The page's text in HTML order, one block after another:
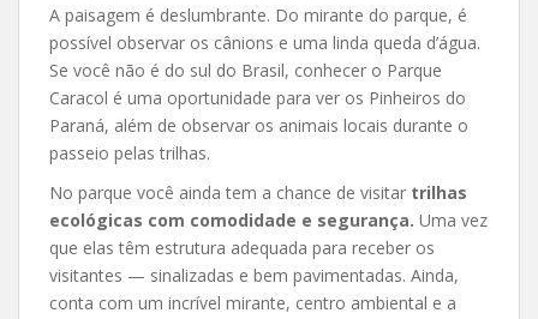
A paisagem é deslumbrante. Do mirante do parque, é
possível observar os cânions e uma linda queda d’água.
Se você não é do sul do Brasil, conhecer o Parque
Caracol é uma oportunidade para ver os Pinheiros do
Paraná, além de observar os animais locais durante o
passeio pelas trilhas.
No parque você ainda tem a chance de visitar trilhas
ecológicas com comodidade e segurança. Uma vez
que elas têm estrutura adequada para receber os
visitantes — sinalizadas e bem pavimentadas. Ainda,
conta com um incrível mirante, centro ambiental e a